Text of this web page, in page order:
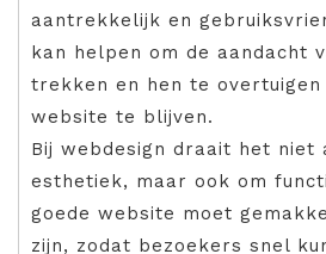
aantrekkelijk en
kan helpen om de aandacht
trekken en hen te
website te blijven.
Bij webdesign draait het niet
esthetiek, maar ook om
goede website moet
zijn, zodat bezoekers snel